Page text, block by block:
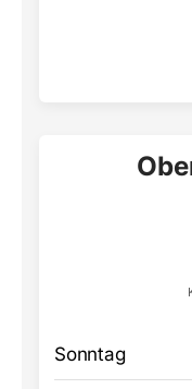
Sonntag